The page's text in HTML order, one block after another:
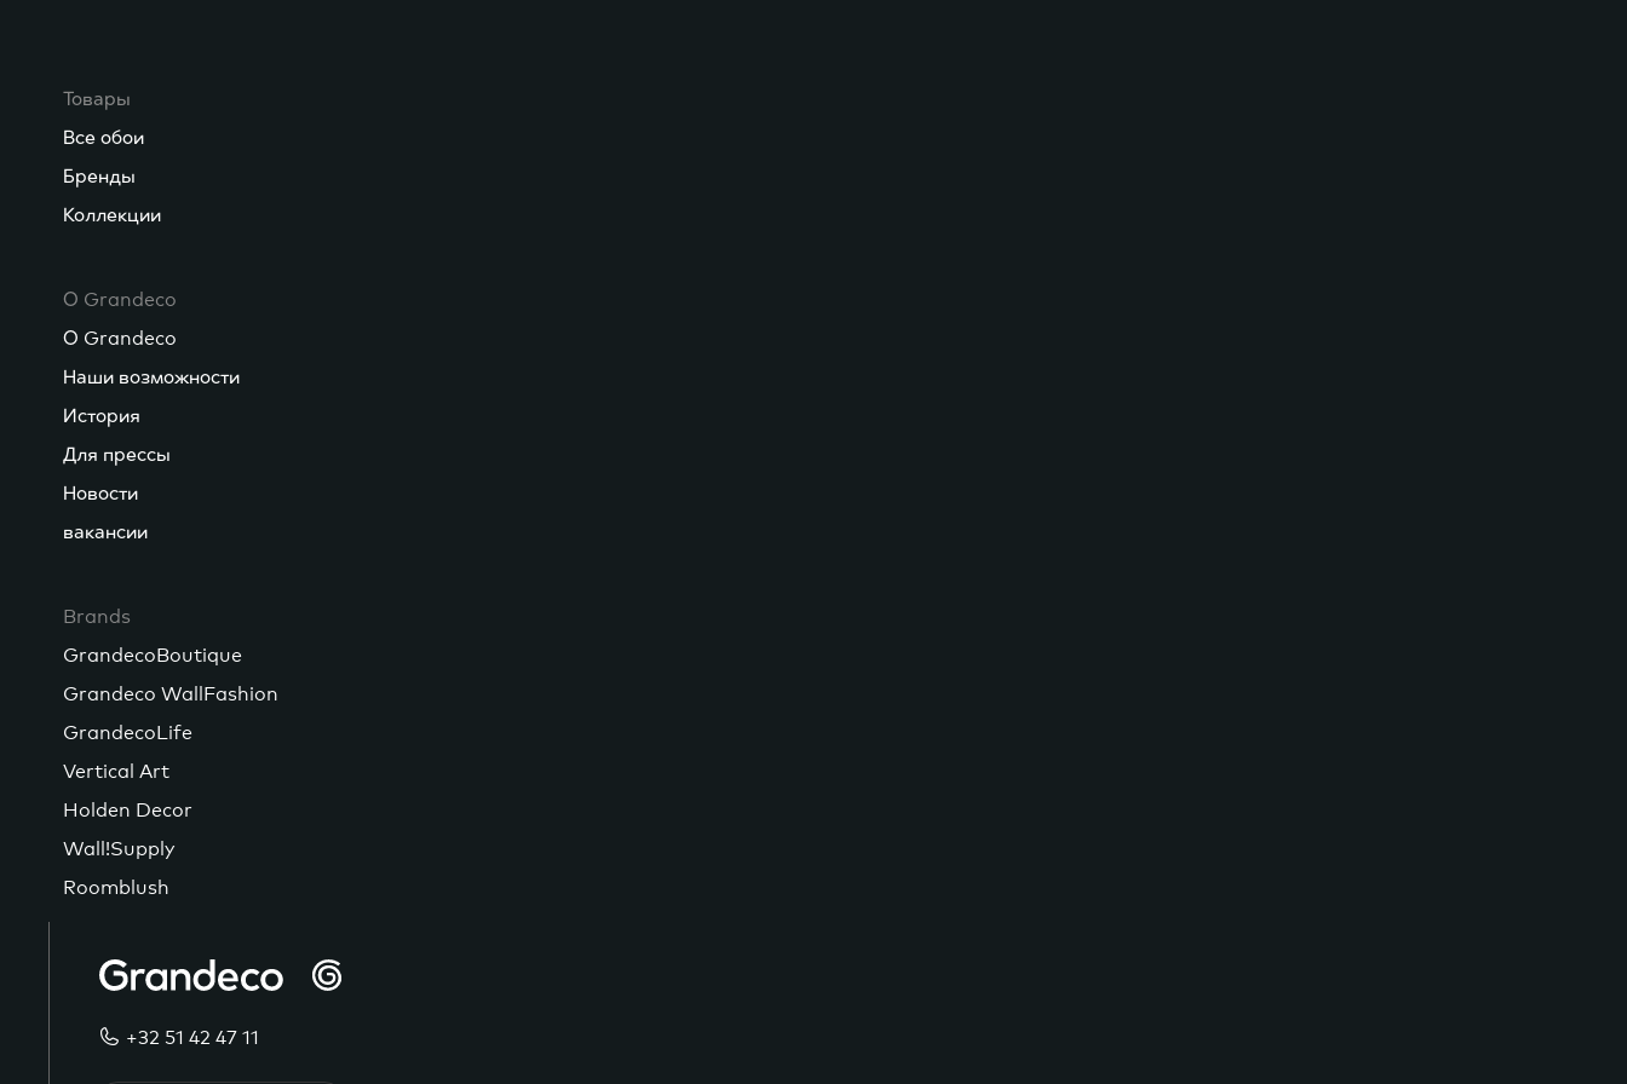
Товары
Все обои
Бренды
Коллекции
О Grandeco
О Grandeco
Наши возможности
История
Для прессы
Новости
вакансии
Brands
GrandecoBoutique
Grandeco WallFashion
GrandecoLife
Vertical Art
Holden Decor
Wall!Supply
Roomblush
+32 51 42 47 11